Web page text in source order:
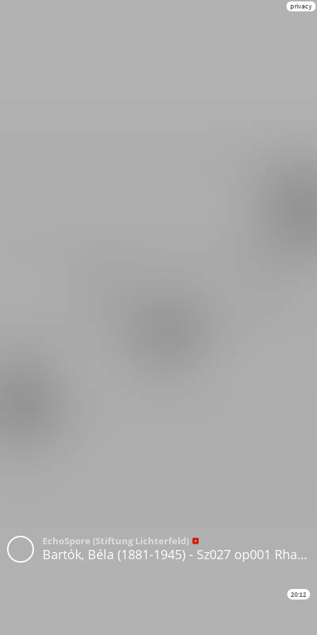
privacy
EchoSpore (Stiftung Lichterfeld)
Bartók, Béla (1881-1945) - Sz027 op001 Rhapsodie für Klavier und Orchester (1903)
20:12